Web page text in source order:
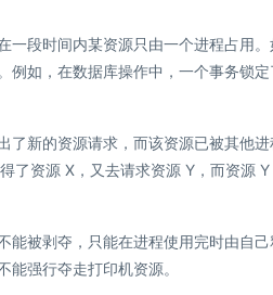
一段时间内某资源只由一个进程占用
如，在数据库操作中，一个事务锁
了新的资源请求，而该资源已被其他
了资源 X，又去请求资源 Y，而资源
能被剥夺，只能在进程使用完时由自
强行夺走打印机资源。